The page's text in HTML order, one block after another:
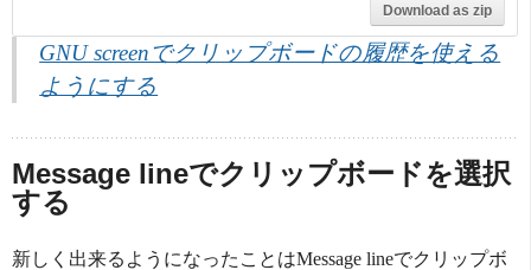
Download as zip
GNU screenでクリップボードの履歴を使える
ようにする
Message lineでクリップボードを選択
する
新しく出来るようになったことはMessage lineでクリップボ